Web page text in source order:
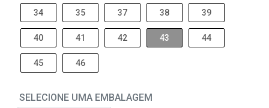
34 35 37 38 39
40 41 42 43 44
45 46
SELECIONE UMA EMBALAGEM